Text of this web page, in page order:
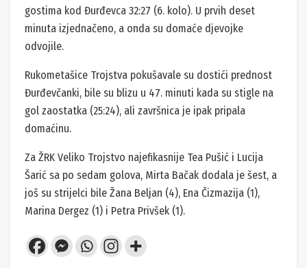
gostima kod Đurđevca 32:27 (6. kolo). U prvih deset
minuta izjednačeno, a onda su domaće djevojke
odvojile.
Rukometašice Trojstva pokušavale su dostići prednost
Đurđevčanki, bile su blizu u 47. minuti kada su stigle na
gol zaostatka (25:24), ali završnica je ipak pripala
domaćinu.
Za ŽRK Veliko Trojstvo najefikasnije Tea Pušić i Lucija
Šarić sa po sedam golova, Mirta Bačak dodala je šest, a
još su strijelci bile Žana Beljan (4), Ena Čizmazija (1),
Marina Dergez (1) i Petra Privšek (1).